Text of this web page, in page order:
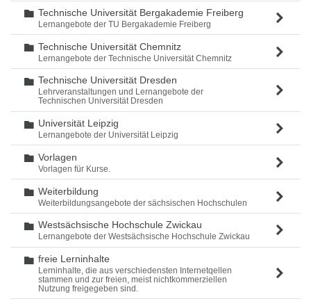
Ordner
Technische Universität Bergakademie Freiberg
Lernangebote der TU Bergakademie Freiberg
Ordner
Technische Universität Chemnitz
Lernangebote der Technische Universität Chemnitz
Ordner
Technische Universität Dresden
Lehrveranstaltungen und Lernangebote der
Technischen Universität Dresden
Ordner
Universität Leipzig
Lernangebote der Universität Leipzig
Ordner
Vorlagen
Vorlagen für Kurse.
Ordner
Weiterbildung
Weiterbildungsangebote der sächsischen Hochschulen
Ordner
Westsächsische Hochschule Zwickau
Lernangebote der Westsächsische Hochschule Zwickau
Ordner
freie Lerninhalte
Lerninhalte, die aus verschiedensten Internetqellen
stammen und zur freien, meist nichtkommerziellen
Nutzung freigegeben sind.